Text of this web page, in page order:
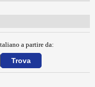
a partire da: